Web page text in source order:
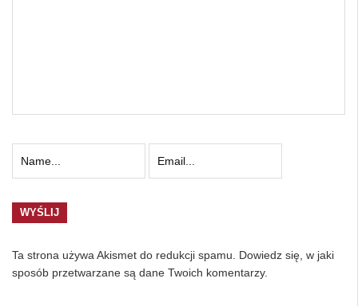
Ta strona używa Akismet do redukcji spamu. Dowiedz się, w jaki
sposób przetwarzane są dane Twoich komentarzy.